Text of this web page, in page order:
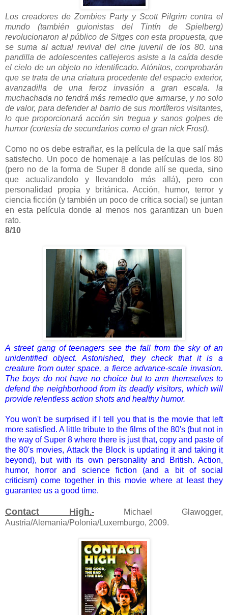
Los creadores de Zombies Party y Scott Pilgrim contra el
mundo (también guionistas del Tintín de Spielberg)
revolucionaron al público de Sitges con esta propuesta, que
se suma al actual revival del cine juvenil de los 80. una
pandilla de adolescentes callejeros asiste a la caída desde
el cielo de un objeto no identificado. Atónitos, comprobarán
que se trata de una criatura procedente del espacio exterior,
avanzadilla de una feroz invasión a gran escala. la
muchachada no tendrá más remedio que armarse, y no solo
de valor, para defender al barrio de sus mortíferos visitantes,
lo que proporcionará acción sin tregua y sanos golpes de
humor (cortesía de secundarios como el gran nick Frost).
Como no os debe estrañar, es la película de la que salí más
satisfecho. Un poco de homenaje a las películas de los 80
(pero no de la forma de Super 8 donde allí se queda, sino
que actualizandolo y llevandolo más allá), pero con
personalidad propia y británica. Acción, humor, terror y
ciencia ficción (y también un poco de crítica social) se juntan
en esta película donde al menos nos garantizan un buen
rato.
8/10
A street gang of teenagers see the fall from the sky of an
unidentified object. Astonished, they check that it is a
creature from outer space, a fierce advance-scale invasion.
The boys do not have no choice but to arm themselves to
defend the neighborhood from its deadly visitors, which will
provide relentless action shots and healthy humor.
You won't be surprised if I tell you that is the movie that left
more satisfied. A little tribute to the films of the 80's (but not in
the way of Super 8 where there is just that, copy and paste of
the 80's movies, Attack the Block is updating it and taking it
beyond), but with its own personality and British. Action,
humor, horror and science fiction (and a bit of social
criticism) come together in this movie where at leastthey
guarantee us a good time.
Contact High.- Michael Glawogger,
Austria/Alemania/Polonia/Luxemburgo, 2009.